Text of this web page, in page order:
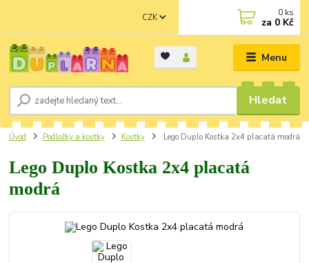
Menu
CZK
Hledat
0 ks
za 0 Kč
Úvod Podložky a kostky Kostky Lego Duplo Kostka 2x4 placatá modrá
Lego Duplo Kostka 2x4 placatá
modrá